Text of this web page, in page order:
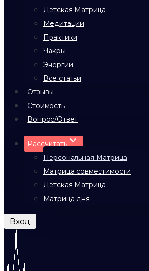
Детская Матрица
Медитации
Практики
Чакры
Энергии
Все статьи
Отзывы
Стоимость
Вопрос/Ответ
Рассчитать
Персональная Матрица
Матрица совместимости
Детская Матрица
Матрица дня
Вход